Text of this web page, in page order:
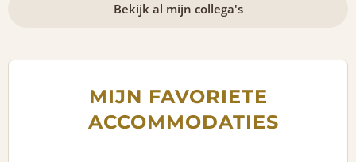
Bekijk al mijn collega's
MIJN FAVORIETE
ACCOMMODATIES